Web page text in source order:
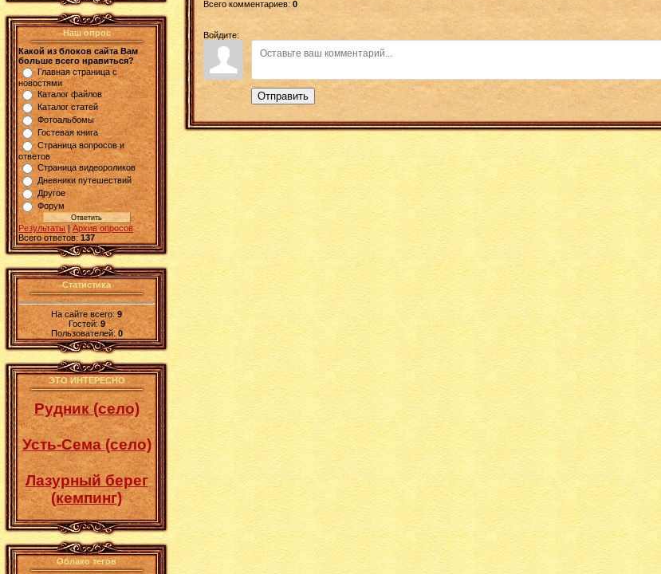
Наш опрос
Какой из блоков сайта Вам
больше всего нравиться?
Главная страница с
новостями
Каталог файлов
Каталог статей
Фотоальбомы
Гостевая книга
Страница вопросов и
ответов
Страница видеороликов
Дневники путешествий
Другое
Форум
Результаты|Архив опросов
Всего ответов: 137
Статистика
На сайте всего:9
Гостей:9
Пользователей: 0
ЭТО ИНТЕРЕСНО
Рудник (село)
Усть-Сема (село)
Лазурный берег
(кемпинг)
Облако тегов
Всего комментариев: 0
Войдите:
Отправить